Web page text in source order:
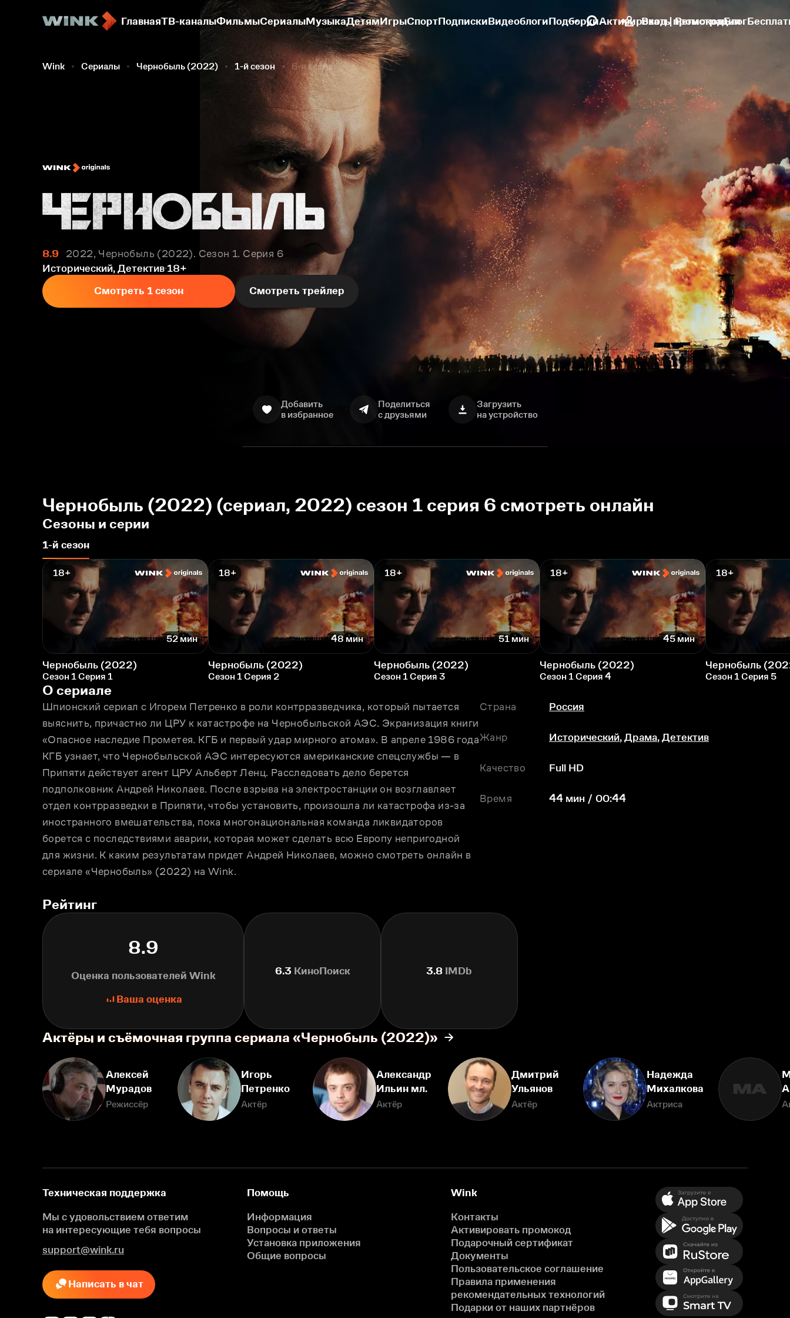
ГлавнаяТВ-каналыФильмыСериалыМузыкаДетямИгрыСпортПодпискиВидеоблогиПодборкиАктивировать промокодБлог
Вход | Регистрация
Wink Сериалы Чернобыль (2022) 1-й сезон 6-я серия
8.9
2022, Чернобыль (2022). Сезон 1. Серия 6
Исторический, Детектив 18+
Смотреть 1 сезон
Смотреть трейлер
Добавить
в избранное
Поделиться
с друзьями
Загрузить
на устройство
Чернобыль (2022) (сериал, 2022) сезон 1 серия 6 смотреть онлайн
Сезоны и серии
1-й сезон
18+
52 мин
Чернобыль (2022)
Сезон 1 Серия 1
18+
48 мин
Чернобыль (2022)
Сезон 1 Серия 2
18+
51 мин
Чернобыль (2022)
Сезон 1 Серия 3
18+
45 мин
Чернобыль (2022)
Сезон 1 Серия 4
18+
Чернобыль
Сезон 1 Серия 5
О сериале
Шпионский сериал с Игорем Петренко в роли контрразведчика, который пытается
выяснить, причастно ли ЦРУ к катастрофе на Чернобыльской АЭС. Экранизация книги
«Опасное наследие Прометея. КГБ и первый удар мирного атома». В апреле 1986 года
КГБ узнает, что Чернобыльской АЭС интересуются американские спецслужбы — в
Припяти действует агент ЦРУ Альберт Ленц. Расследовать дело берется
подполковник Андрей Николаев. После взрыва на электростанции он возглавляет
отдел контрразведки в Припяти, чтобы установить, произошла ли катастрофа из-за
иностранного вмешательства, пока многонациональная команда ликвидаторов
борется с последствиями аварии, которая может сделать всю Европу непригодной
для жизни. К каким результатам придет Андрей Николаев, можно смотреть онлайн в
сериале «Чернобыль» (2022) на Wink.
Страна Россия
Жанр Исторический, Драма, Детектив
Качество Full HD
Время 44 мин / 00:44
Рейтинг
8.9
Оценка пользователей Wink
Ваша оценка
6.3 КиноПоиск 3.8 IMDb
Актёры и съёмочная группа сериала «Чернобыль (2022)»
Алексей
Мурадов
Режиссёр
Игорь
Петренко
Актёр
Александр
Ильин мл.
Актёр
Дмитрий
Ульянов
Актёр
Надежда
Михалкова
Актриса
МА
Техническая поддержка
Мы с удовольствием ответим
на интересующие тебя вопросы
support@wink.ru
Написать в чат
Помощь
Информация
Вопросы и ответы
Установка приложения
Общие вопросы
Wink
Контакты
Активировать промокод
Подарочный сертификат
Документы
Пользовательское соглашение
Правила применения
рекомендательных технологий
Подарки от наших партнёров